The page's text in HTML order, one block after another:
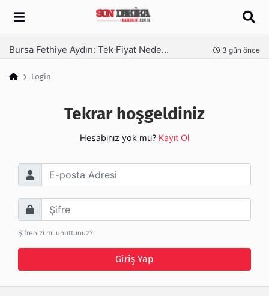
Arama
Bursa Fethiye Aydın: Tek Fiyat Neden Yetmez | Ufuksoy Nakliyat A.Ş 3 gün önce
Login
Tekrar hoşgeldiniz
Hesabınız yok mu? Kayıt Ol
E-posta Adresi
Şifre
Şifrenizi mi unuttunuz?
Giriş Yap